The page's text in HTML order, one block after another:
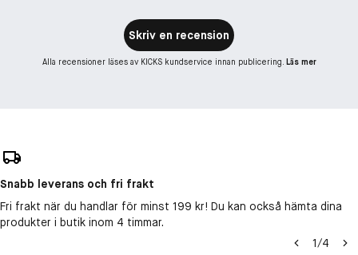
Skriv en recension
Alla recensioner läses av KICKS kundservice innan publicering. Läs mer
Snabb leverans och fri frakt
Fri frakt när du handlar för minst 199 kr! Du kan också hämta dina
produkter i butik inom 4 timmar.
1/4